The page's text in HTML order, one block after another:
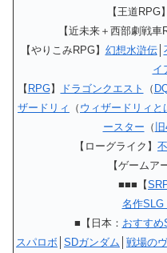
【王道RPG】
【近未来＋西部劇戦車
【やりこみRPG】 幻想水滸伝│
イ
【 RPG】 ドラゴンクエスト （
ザードリィ
（ ウィザードリィと
ースター （
【ローグライク】
【ゲームア
■■■【
名作SLG
■【日本： おすすめ
スパロボ SDガンダム 戦場の